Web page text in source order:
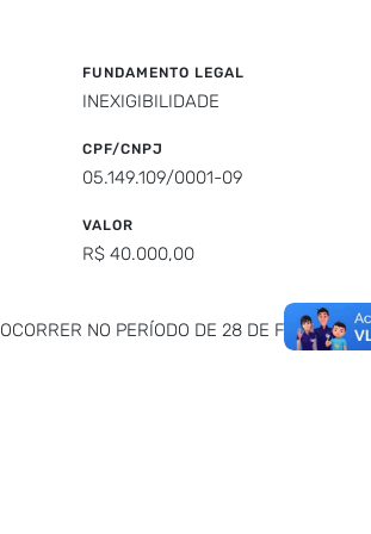
FUNDAMENTO LEGAL
INEXIGIBILIDADE
CPF/CNPJ
05.149.109/0001-09
VALOR
R$ 40.000,00
NO PERÍODO DE 28 DE FEVEREIRO